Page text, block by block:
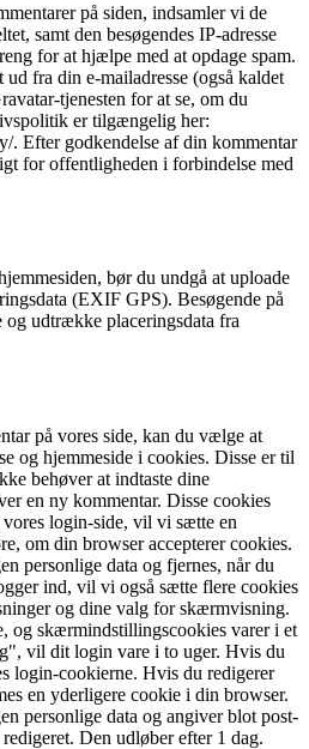
på siden, indsamler vi de
samt den besøgendes IP-adresse
for at hjælpe med at opdage spam.
fra din e-mailadresse (også kaldet
tjenesten for at se, om du
er tilgængelig her:
. Efter godkendelse af din kommentar
for offentligheden i forbindelse med
bør du undgå at uploade
(EXIF GPS). Besøgende på
udtrække placeringsdata fra
på vores side, kan du vælge at
og hjemmeside i cookies. Disse er til
behøver at indtaste dine
en ny kommentar. Disse cookies
login-side, vil vi sætte en
om din browser accepterer cookies.
personlige data og fjernes, når du
ind, vil vi også sætte flere cookies
og dine valg for skærmvisning.
og skærmindstillingscookies varer i et
vil dit login vare i to uger. Hvis du
login-cookierne. Hvis du redigerer
en yderligere cookie i din browser.
personlige data og angiver blot post-
Den udløber efter 1 dag.